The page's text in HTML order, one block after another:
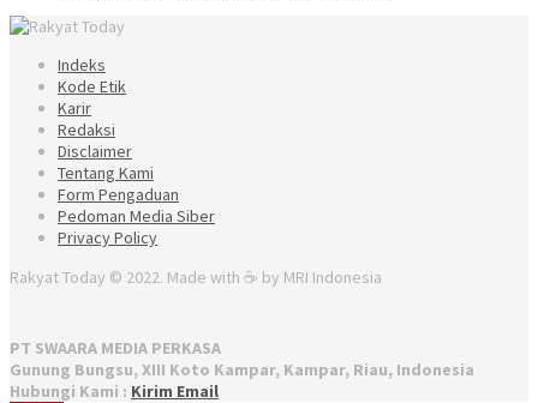
Indeks
Kode Etik
Karir
Redaksi
Disclaimer
Tentang Kami
Form Pengaduan
Pedoman Media Siber
Privacy Policy
Rakyat Today © 2022. Made with ☕ by MRI Indonesia
PT SWAARA MEDIA PERKASA
Gunung Bungsu, XIII Koto Kampar, Kampar, Riau, Indonesia
Hubungi Kami : Kirim Email